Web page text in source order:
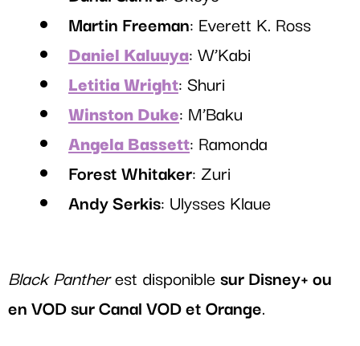
Martin Freeman: Everett K. Ross
Daniel Kaluuya: W’Kabi
Letitia Wright: Shuri
Winston Duke: M’Baku
Angela Bassett: Ramonda
Forest Whitaker: Zuri
Andy Serkis: Ulysses Klaue
Black Pantherest disponiblesur Disney+ ou
en VOD sur Canal VOD et Orange.